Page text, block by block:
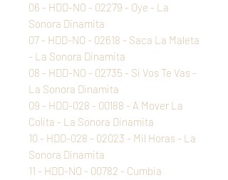
06 - HDD-NO - 02279 - Oye - La
Sonora Dinamita
07 - HDD-NO - 02618 - Saca La Maleta
- La Sonora Dinamita
08 - HDD-NO - 02735 - Si Vos Te Vas -
La Sonora Dinamita
09 - HDD-028 - 00188 - A Mover La
Colita - La Sonora Dinamita
10 - HDD-028 - 02023 - Mil Horas - La
Sonora Dinamita
11 - HDD-NO - 00782 - Cumbia